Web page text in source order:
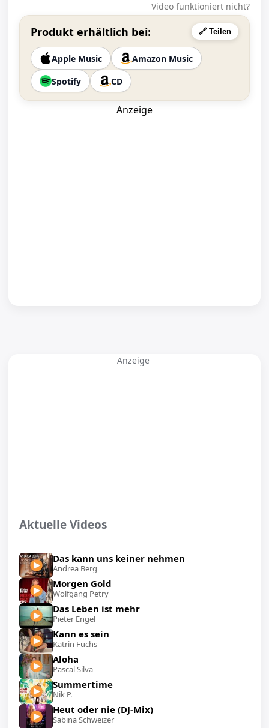
Video funktioniert nicht?
Produkt erhältlich bei: 🔗 Teilen
Apple Music
Amazon Music
Spotify
CD
Anzeige
Anzeige
Aktuelle Videos
Das kann uns keiner nehmen
Andrea Berg
Morgen Gold
Wolfgang Petry
Das Leben ist mehr
Pieter Engel
Kann es sein
Katrin Fuchs
Aloha
Pascal Silva
Summertime
Nik P.
Heut oder nie (DJ-Mix)
Sabina Schweizer